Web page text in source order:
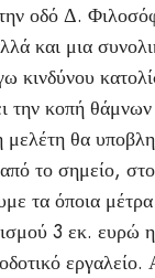
οδό Δ.
και μια
κινδύνου
την κοπή
θα
το σημείο,
τα όποια
3 εκ. ευρώ